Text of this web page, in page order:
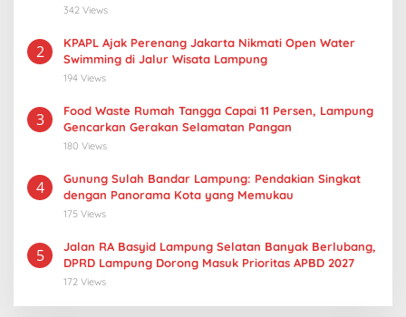
342 Views
2
KPAPL Ajak Perenang Jakarta Nikmati Open Water
Swimming di Jalur Wisata Lampung
194 Views
3
Food Waste Rumah Tangga Capai 11 Persen, Lampung
Gencarkan Gerakan Selamatan Pangan
180 Views
4
Gunung Sulah Bandar Lampung: Pendakian Singkat
dengan Panorama Kota yang Memukau
175 Views
5
Jalan RA Basyid Lampung Selatan Banyak Berlubang,
DPRD Lampung Dorong Masuk Prioritas APBD 2027
172 Views